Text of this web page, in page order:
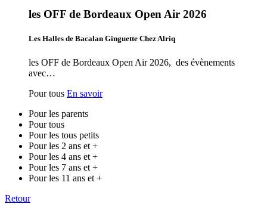
les OFF de Bordeaux Open Air 2026
Les Halles de Bacalan Ginguette Chez Alriq
les OFF de Bordeaux Open Air 2026, des évènements
avec…
Pour tous En savoir
Pour les parents
Pour tous
Pour les tous petits
Pour les 2 ans et +
Pour les 4 ans et +
Pour les 7 ans et +
Pour les 11 ans et +
Retour